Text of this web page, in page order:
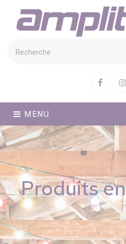
MENU
Produits
Cookies management panel